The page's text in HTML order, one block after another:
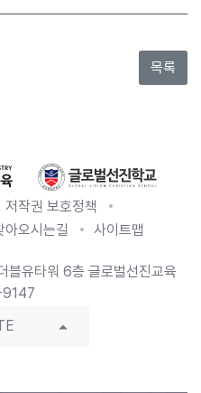
저작권 보호정책
아오시는길 사이트맵
블유타워 6층 글로벌선진교육